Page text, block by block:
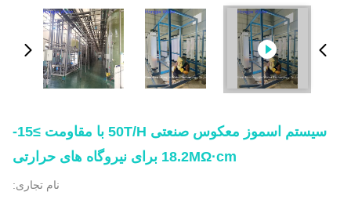
سیستم اسموز معکوس صنعتی 50T/H با مقاومت ≥15-
18.2MΩ·cm برای نیروگاه های حرارتی
نام تجاری: